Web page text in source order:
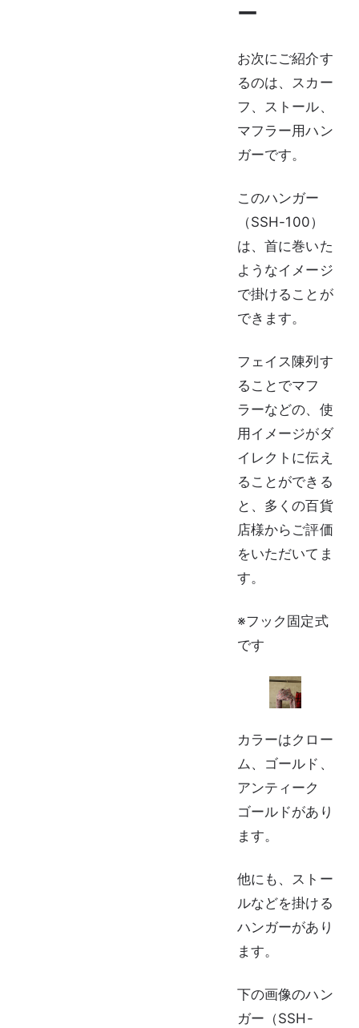
ー
お次にご紹介す
るのは、スカー
フ、ストール、
マフラー用ハン
ガーです。
このハンガー
（SSH-100）
は、首に巻いた
ようなイメージ
で掛けることが
できます。
フェイス陳列す
ることでマフ
ラーなどの、使
用イメージがダ
イレクトに伝え
ることができる
と、多くの百貨
店様からご評価
をいただいてま
す。
※フック固定式
です
カラーはクロー
ム、ゴールド、
アンティーク
ゴールドがあり
ます。
他にも、ストー
ルなどを掛ける
ハンガーがあり
ます。
下の画像のハン
ガー（SSH-